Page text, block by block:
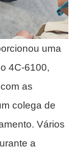
uma
4C-6100,
as
colega de
Vários
a